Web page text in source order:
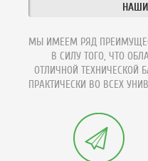
МЫ ИМЕЕМ РЯД
В СИЛУ ТОГО, ЧТО
ОТЛИЧНОЙ ТЕХНИЧЕСКОЙ
ПРАКТИЧЕСКИ ВО ВСЕХ